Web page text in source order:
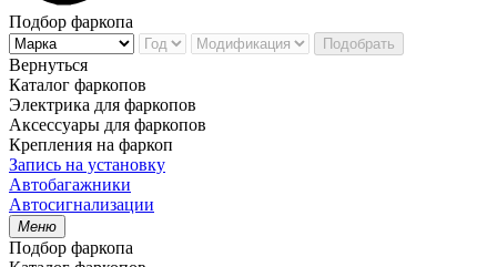
Подбор фаркопа
Подобрать
Вернуться
Каталог фаркопов
Электрика для фаркопов
Аксессуары для фаркопов
Крепления на фаркоп
Запись на установку
Автобагажники
Автосигнализации
Меню
Подбор фаркопа